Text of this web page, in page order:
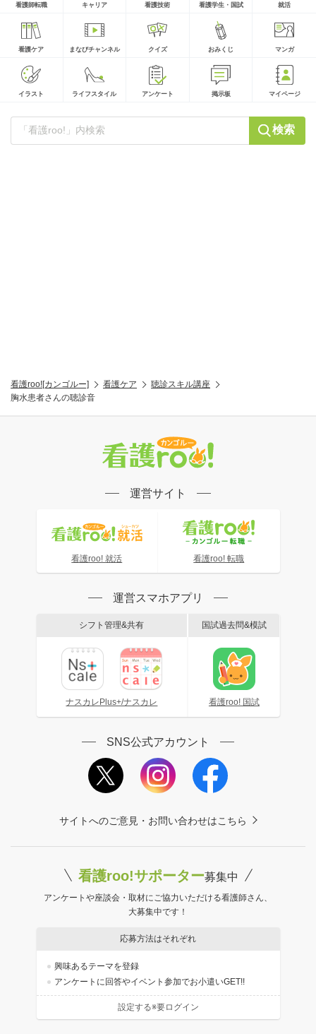
看護師転職 キャリア 看護技術 看護学生・国試 就活
看護ケア まなびチャンネル クイズ おみくじ マンガ
イラスト ライフスタイル アンケート 掲示板 マイページ
検索
看護roo![カンゴルー] 看護ケア
聴診スキル講座
胸水患者さんの聴診音
運営サイト
看護roo! 就活 看護roo! 転職
運営スマホアプリ
シフト管理&共有
ナスカレPlus+/ナスカレ
国試過去問&模試
看護roo! 国試
SNS公式アカウント
サイトへのご意見・お問い合わせはこちら
看護roo!サポーター募集中
アンケートや座談会・取材にご協力いただける看護師さん、
大募集中です！
応募方法はそれぞれ
興味あるテーマを登録
アンケートに回答やイベント参加でお小遣いGET!!
設定する※要ログイン